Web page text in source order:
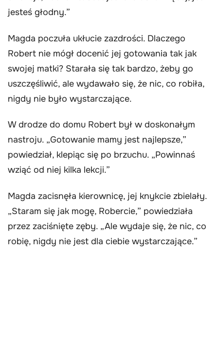
jesteś głodny.”
Magda poczuła ukłucie zazdrości. Dlaczego
Robert nie mógł docenić jej gotowania tak jak
swojej matki? Starała się tak bardzo, żeby go
uszczęśliwić, ale wydawało się, że nic, co robiła,
nigdy nie było wystarczające.
W drodze do domu Robert był w doskonałym
nastroju. „Gotowanie mamy jest najlepsze,”
powiedział, klepiąc się po brzuchu. „Powinnaś
wziąć od niej kilka lekcji.”
Magda zacisnęła kierownicę, jej knykcie zbielały.
„Staram się jak mogę, Robercie,” powiedziała
przez zaciśnięte zęby. „Ale wydaje się, że nic, co
robię, nigdy nie jest dla ciebie wystarczające.”